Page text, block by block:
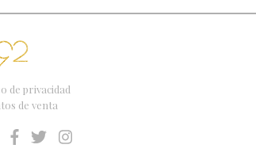
de privacidad
de venta